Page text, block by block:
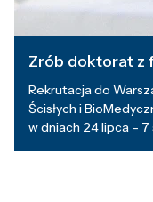
Zrób doktorat z
Rekrutacja do
Ścisłych i
w dniach 24 lipca –